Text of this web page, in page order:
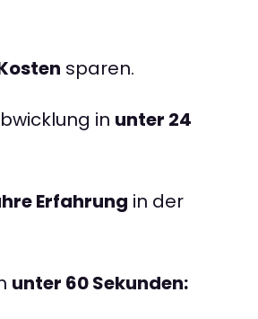
sparen.
in unter 24
Erfahrung in der
unter 60 Sekunden: